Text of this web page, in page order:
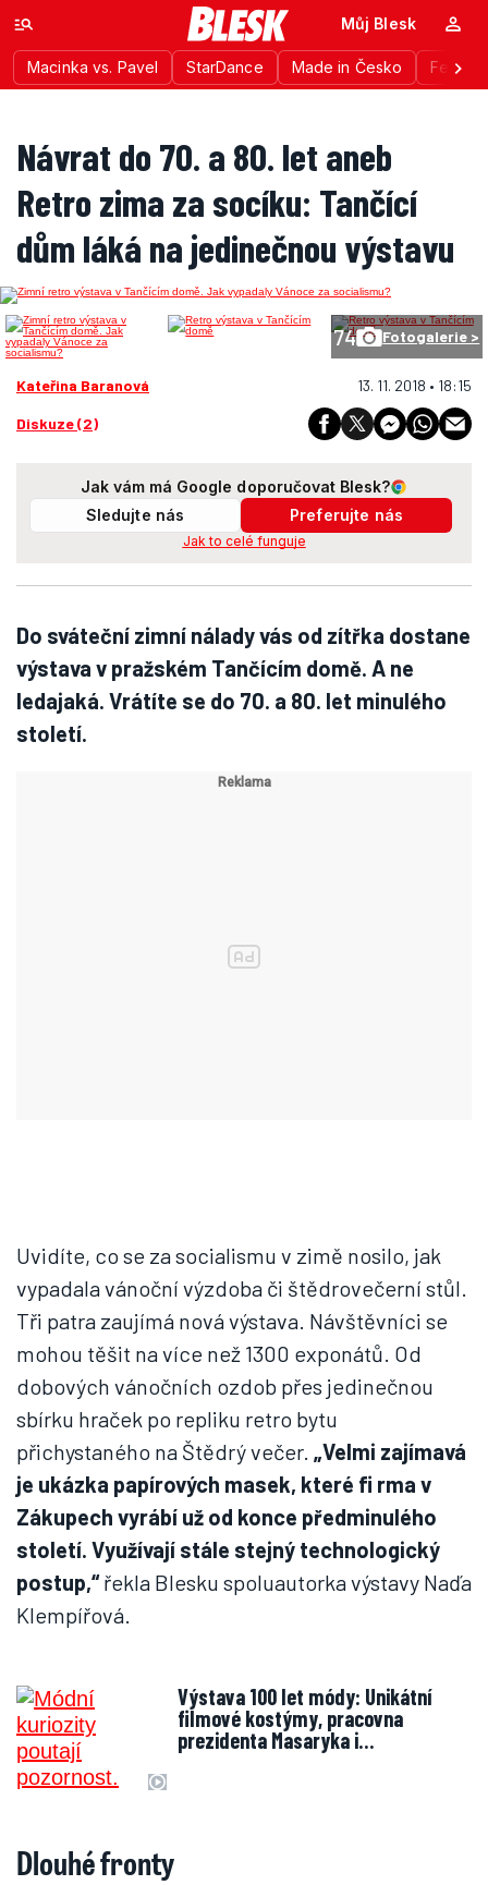
Macinka vs. Pavel StarDance Made in Česko
Můj Blesk
Návrat do 70. a 80. let aneb
Retro zima za socíku: Tančící
dům láká na jedinečnou výstavu
74 Fotogalerie >
Kateřina Baranová 13. 11. 2018 • 18:15
Diskuze (2)
Jak vám má Google doporučovat Blesk?
Sledujte nás
Preferujte nás
Jak to celé funguje
Do sváteční zimní nálady vás od zítřka dostane
výstava v pražském Tančícím domě. A ne
ledajaká. Vrátíte se do 70. a 80. let minulého
století.
Uvidíte, co se za socialismu v zimě nosilo, jak
vypadala vánoční výzdoba či štědrovečerní stůl.
Tři patra zaujímá nová výstava. Návštěvníci se
mohou těšit na více než 1300 exponátů. Od
dobových vánočních ozdob přes jedinečnou
sbírku hraček po repliku retro bytu
přichystaného na Štědrý večer. „Velmi zajímavá
je ukázka papírových masek, které fi rma v
Zákupech vyrábí už od konce předminulého
století. Využívají stále stejný technologický
postup,“řekla Blesku spoluautorka výstavy Naďa
Klempířová.
Výstava 100 let módy: Unikátní
filmové kostýmy, pracovna
prezidenta Masaryka i…
Dlouhé fronty